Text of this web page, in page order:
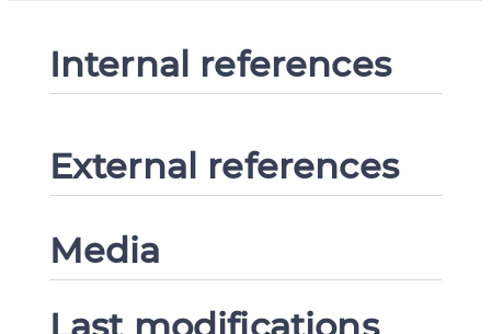
Internal references
External references
Media